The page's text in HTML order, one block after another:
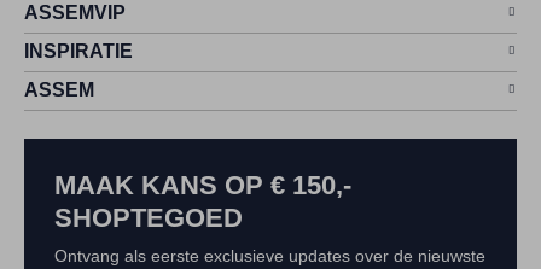
ASSEMVIP
INSPIRATIE
ASSEM
MAAK KANS OP € 150,-
SHOPTEGOED
Ontvang als eerste exclusieve updates over de nieuwste